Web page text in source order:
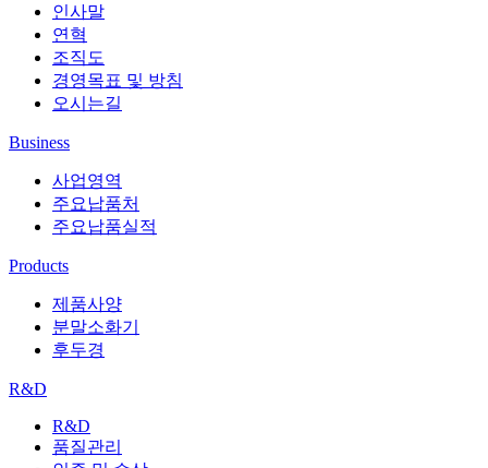
인사말
연혁
조직도
경영목표 및 방침
오시는길
Business
사업영역
주요납품처
주요납품실적
Products
제품사양
분말소화기
후두경
R&D
R&D
품질관리